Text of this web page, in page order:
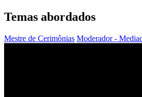
Temas abordados
Mestre de Cerimônias Moderador -